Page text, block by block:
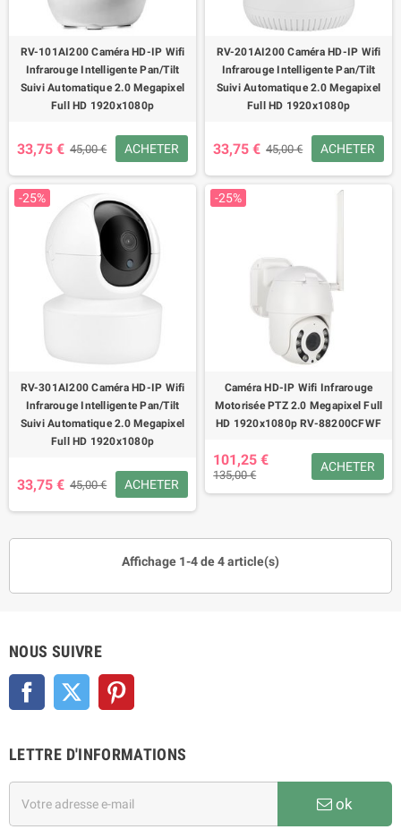
RV-101AI200 Caméra HD-IP Wifi
Infrarouge Intelligente Pan/Tilt
Suivi Automatique 2.0 Megapixel
Full HD 1920x1080p
33,75 € 45,00 € ACHETER
RV-201AI200 Caméra HD-IP Wifi
Infrarouge Intelligente Pan/Tilt
Suivi Automatique 2.0 Megapixel
Full HD 1920x1080p
33,75 € 45,00 € ACHETER
-25%
RV-301AI200 Caméra HD-IP Wifi
Infrarouge Intelligente Pan/Tilt
Suivi Automatique 2.0 Megapixel
Full HD 1920x1080p
33,75 € 45,00 € ACHETER
-25%
Caméra HD-IP Wifi Infrarouge
Motorisée PTZ 2.0 Megapixel Full
HD 1920x1080p RV-88200CFWF
101,25 €
135,00 €
ACHETER
Affichage 1-4 de 4 article(s)
NOUS SUIVRE
Facebook Twitter
LETTRE D'INFORMATIONS
ok